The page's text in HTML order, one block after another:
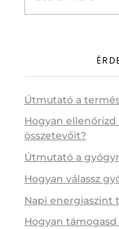
Útmutató a
Hogyan
összetevőit?
Útmutató a
Hogyan válassz
Napi energiaszint
Hogyan